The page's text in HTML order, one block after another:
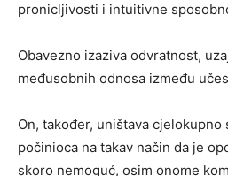
pronicljivosti i intuitivne
Obavezno izaziva odvratnost,
međusobnih odnosa između
On, također, uništava
počinioca na takav način da je
skoro nemoguć, osim onome